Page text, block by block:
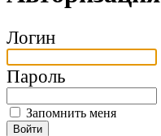
Логин
Пароль
Запомнить меня